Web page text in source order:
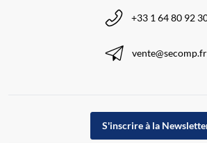
+33 1 64 80 92
vente@secomp.fr
S'inscrire à la